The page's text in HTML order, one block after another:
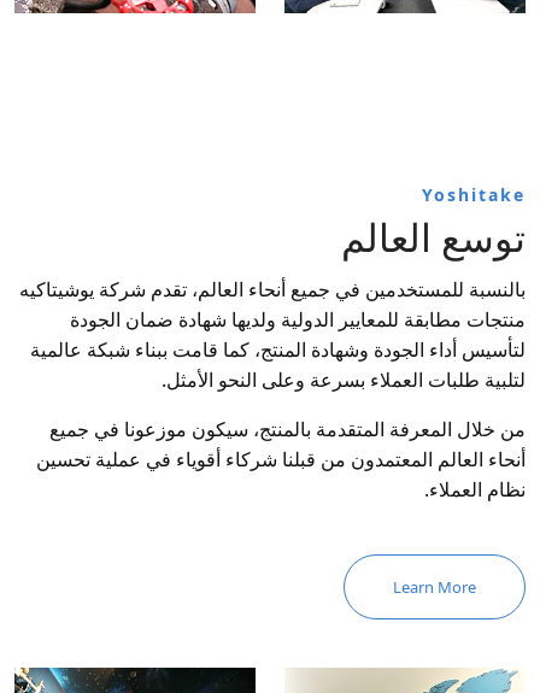
Yoshitake
توسع العالم
بالنسبة للمستخدمين في جميع أنحاء العالم، تقدم شركة يوشيتاكيه
منتجات مطابقة للمعايير الدولية ولديها شهادة ضمان الجودة
لتأسيس أداء الجودة وشهادة المنتج، كما قامت ببناء شبكة عالمية
لتلبية طلبات العملاء بسرعة وعلى النحو الأمثل.
من خلال المعرفة المتقدمة بالمنتج، سيكون موزعونا في جميع
أنحاء العالم المعتمدون من قبلنا شركاء أقوياء في عملية تحسين
نظام العملاء.
Learn More